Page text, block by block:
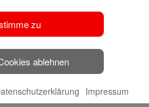
bezuschussen. Dabei
prüfen. Wichtig ist außerdem,
auch privat genutzt werden
längere Anfahrt pro Tag hast.
können steuerlich
zu
ablehnen
Impressum